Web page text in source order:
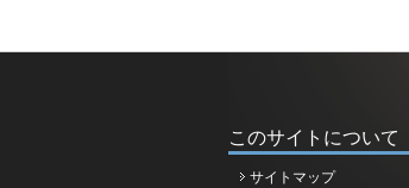
このサイトについて
サイトマップ